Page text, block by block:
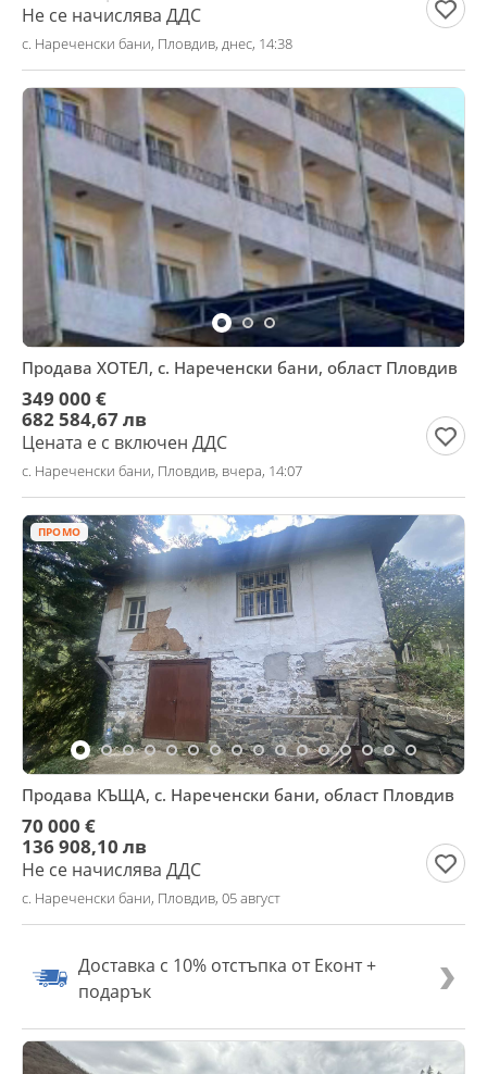
Не се начислява ДДС
с. Нареченски бани, Пловдив, днес, 14:38
Продава ХОТЕЛ, с. Нареченски бани, област Пловдив
349 000 €
682 584,67 лв
Цената е с включен ДДС
с. Нареченски бани, Пловдив, вчера, 14:07
ПРОМО
Продава КЪЩА, с. Нареченски бани, област Пловдив
70 000 €
136 908,10 лв
Не се начислява ДДС
с. Нареченски бани, Пловдив, 05 август
Доставка с 10% отстъпка от Еконт +
подарък